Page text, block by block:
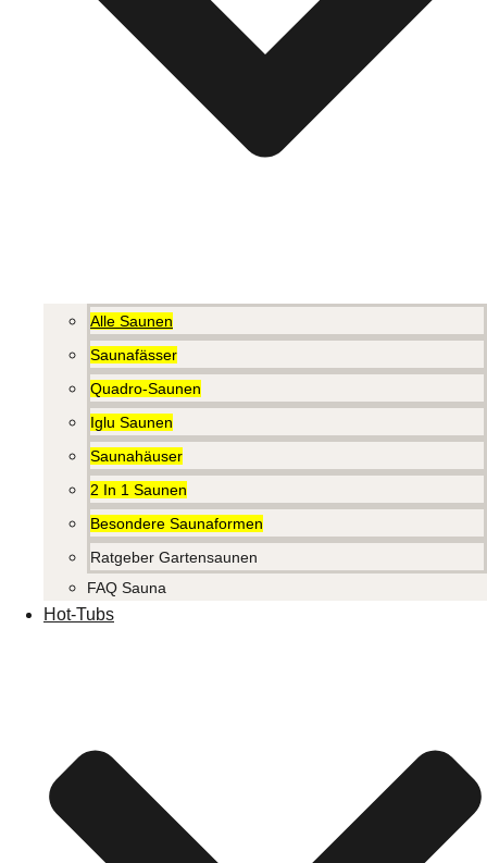
Alle Saunen
Saunafässer
Quadro-Saunen
Iglu Saunen
Saunahäuser
2 In 1 Saunen
Besondere Saunaformen
Ratgeber Gartensaunen
FAQ Sauna
Hot-Tubs